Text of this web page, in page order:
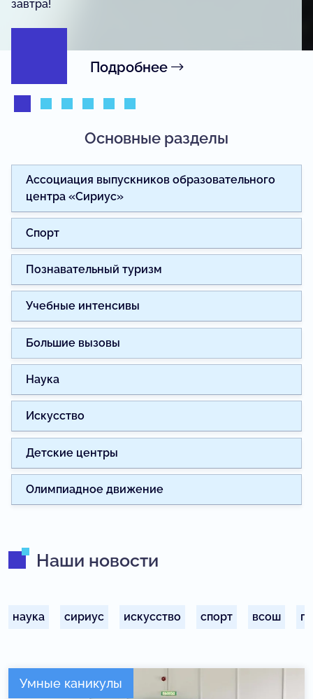
журналистики.
Подробнее
Основные разделы
Ассоциация выпускников образовательного
центра «Сириус»
Наука
Спорт
Искусство
Познавательный туризм
Детские центры
Учебные интенсивы
Олимпиадное движение
Большие вызовы
Наши новости
наука сириус искусство спорт всош
Умные каникулы